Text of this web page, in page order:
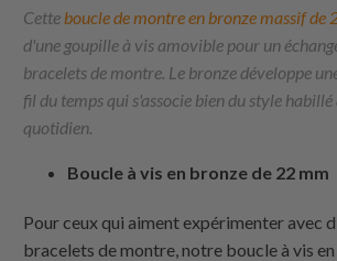
Cette boucle de montre en bronze massif de
d'une goupille à vis amovible pour un
bracelets de montre. Le bronze développe
fil du temps qui s'associe bien du style habillé
quotidien.
Boucle à vis en bronze de 22 mm
Pour ceux qui aiment expérimenter avec
bracelets de montre, notre boucle à vis